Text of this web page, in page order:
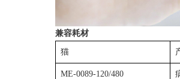
兼容耗材
猫
ME-0089-120/480